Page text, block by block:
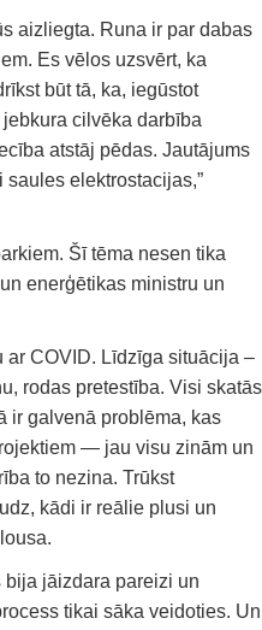
aizliegta. Runa ir par dabas
Es vēlos uzsvērt, ka
būt tā, ka, iegūstot
cilvēka darbība
atstāj pēdas. Jautājums
elektrostacijas,”
Šī tēma nesen tika
enerģētikas ministru un
COVID. Līdzīga situācija –
rodas pretestība. Visi skatās
ir galvenā problēma, kas
— jau visu zinām un
to nezina. Trūkst
kādi ir reālie plusi un
bija jāizdara pareizi un
tikai sāka veidoties. Un